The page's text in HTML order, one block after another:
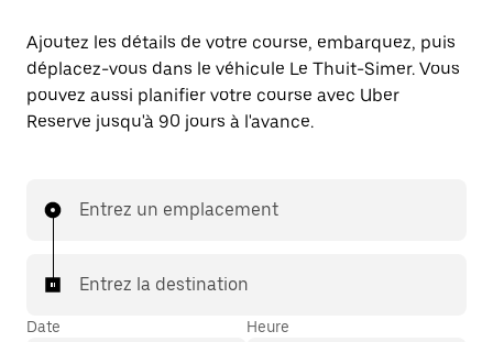
Ajoutez les détails de votre course, embarquez, puis
déplacez-vous dans le véhicule Le Thuit-Simer. Vous
pouvez aussi planifier votre course avec Uber
Reserve jusqu'à 90 jours à l'avance.
Entrez un emplacement
Entrez la destination
Date Heure